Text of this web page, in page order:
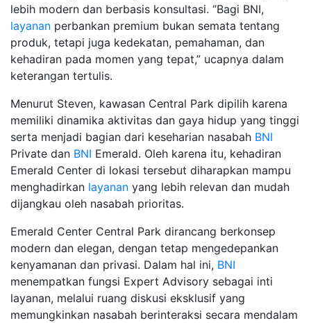
lebih modern dan berbasis konsultasi. “Bagi BNI,
layanan perbankan premium bukan semata tentang
produk, tetapi juga kedekatan, pemahaman, dan
kehadiran pada momen yang tepat,” ucapnya dalam
keterangan tertulis.
Menurut Steven, kawasan Central Park dipilih karena
memiliki dinamika aktivitas dan gaya hidup yang tinggi
serta menjadi bagian dari keseharian nasabah BNI
Private dan BNI Emerald. Oleh karena itu, kehadiran
Emerald Center di lokasi tersebut diharapkan mampu
menghadirkan layanan yang lebih relevan dan mudah
dijangkau oleh nasabah prioritas.
Emerald Center Central Park dirancang berkonsep
modern dan elegan, dengan tetap mengedepankan
kenyamanan dan privasi. Dalam hal ini, BNI
menempatkan fungsi Expert Advisory sebagai inti
layanan, melalui ruang diskusi eksklusif yang
memungkinkan nasabah berinteraksi secara mendalam